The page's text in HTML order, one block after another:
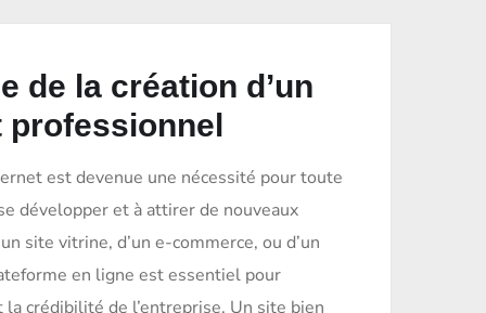
de la création d’un
professionnel
est devenue une nécessité pour toute
développer et à attirer de nouveaux
site vitrine, d’un e-commerce, ou d’un
en ligne est essentiel pour
crédibilité de l’entreprise. Un site bien